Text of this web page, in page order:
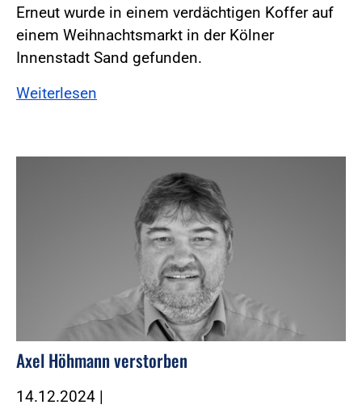
Erneut wurde in einem verdächtigen Koffer auf
einem Weihnachtsmarkt in der Kölner
Innenstadt Sand gefunden.
Weiterlesen
Axel Höhmann verstorben
14.12.2024 |